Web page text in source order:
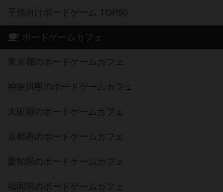
子供向けボードゲーム TOP50
ボードゲームカフェ
東京都のボードゲームカフェ
神奈川県のボードゲームカフェ
大阪府のボードゲームカフェ
京都府のボードゲームカフェ
愛知県のボードゲームカフェ
福岡県のボードゲームカフェ